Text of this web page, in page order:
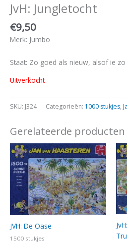
JvH: Jungletocht
€9,50
Merk: Jumbo
Staat: Zo goed als nieuw, alsof ie
Uitverkocht
SKU: J324 Categorieën: 1000 stukjes,
Gerelateerde producten
JVH: De Oase
1500 stukjes